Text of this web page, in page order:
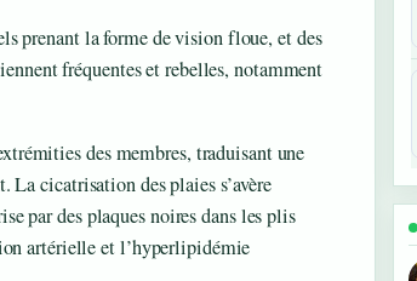
prenant la forme de vision floue, et des
fréquentes et rebelles, notamment
des membres, traduisant une
La cicatrisation des plaies s’avère
par des plaques noires dans les plis
artérielle et l’hyperlipidémie